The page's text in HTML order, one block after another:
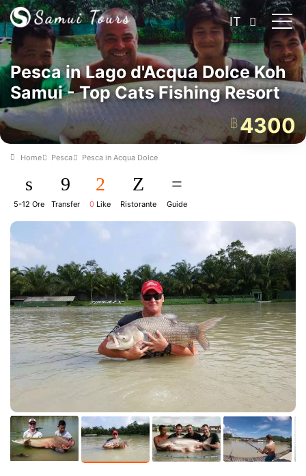
IT
Pesca in Lago d'Acqua Dolce Koh
Samui - Top Cats Fishing Resort
฿4300
Home Pesca Pesca in Acqua Dolce
5-12 Ore Transfer 0 Like Ristorante Guide